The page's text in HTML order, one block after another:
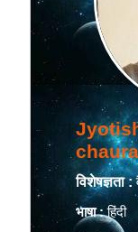
विशेषज्ञता :
भाषा :हिंदी